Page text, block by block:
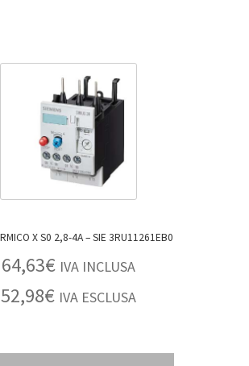
RELÈ TERMICO X S0 2,8-4A – SIE 3RU11261EB0
64,63€ IVA INCLUSA
52,98€ IVA ESCLUSA